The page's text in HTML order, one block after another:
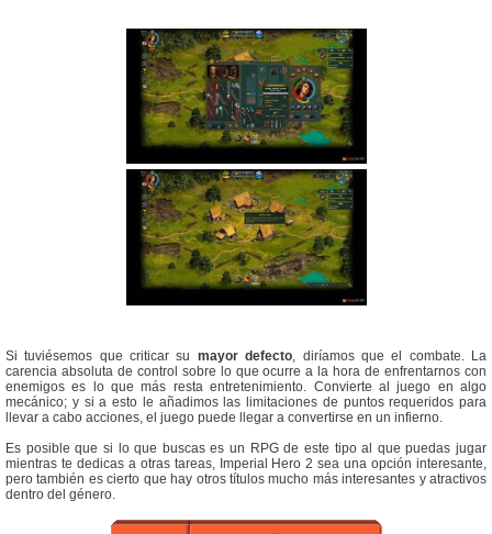
Si tuviésemos que criticar su mayor defecto , diríamos que el combate. La
carencia absoluta de control sobre lo que ocurre a la hora de enfrentarnos con
enemigos es lo que más resta entretenimiento. Convierte al juego en algo
mecánico; y si a esto le añadimos las limitaciones de puntos requeridos para
llevar a cabo acciones, el juego puede llegar a convertirse en un infierno.
Es posible que si lo que buscas es un RPG de este tipo al que puedas jugar
mientras te dedicas a otras tareas, Imperial Hero 2 sea una opción interesante,
pero también es cierto que hay otros títulos mucho más interesantes y atractivos
dentro del género.